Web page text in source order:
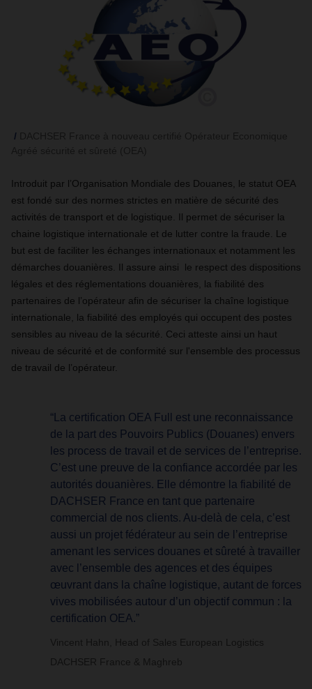
Introduit par l’Organisation Mondiale des Douanes, le statut OEA
est fondé sur des normes strictes en matière de sécurité des
activités de transport et de logistique. Il permet de sécuriser la
chaine logistique internationale et de lutter contre la fraude. Le
but est de faciliter les échanges internationaux et notamment les
démarches douanières.
Il assure ainsi le respect des dispositions
légales et des réglementations douanières, la fiabilité des
partenaires de l’opérateur afin de sécuriser la chaîne logistique
internationale, la fiabilité des employés qui occupent des postes
sensibles au niveau de la sécurité. Ceci atteste ainsi un haut
niveau de sécurité et de conformité sur l'ensemble des processus
de travail de l’opérateur.
“La certification OEA Full est une reconnaissance
de la part des Pouvoirs Publics (Douanes) envers
les process de travail et de services de l’entreprise.
C’est une preuve de la confiance accordée par les
autorités douanières. Elle démontre la fiabilité de
DACHSER France en tant que partenaire
commercial de nos clients. Au-delà de cela, c’est
aussi un projet fédérateur au sein de l’entreprise
amenant les services douanes et sûreté à travailler
avec l’ensemble des agences et des équipes
œuvrant dans la chaîne logistique, autant de forces
vives mobilisées autour d’un objectif commun : la
certification OEA.”
Vincent Hahn, Head of Sales European Logistics
DACHSER France & Maghreb